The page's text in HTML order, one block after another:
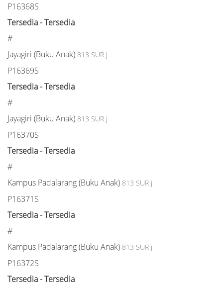
P16368S
Tersedia - Tersedia
#
Jayagiri (Buku Anak) 813 SUR j
P16369S
Tersedia - Tersedia
#
Jayagiri (Buku Anak) 813 SUR j
P16370S
Tersedia - Tersedia
#
Kampus Padalarang (Buku Anak) 813 SUR j
P16371S
Tersedia - Tersedia
#
Kampus Padalarang (Buku Anak) 813 SUR j
P16372S
Tersedia - Tersedia